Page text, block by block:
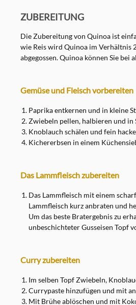
ZUBEREITUNG
Die Zubereitung von Quinoa ist
wie Reis wird Quinoa im Verhältnis
abgegossen. Quinoa können Sie bei
Gemüse und Fleisch vorbereiten
Paprika entkernen und in kleine
Zwiebeln pellen, halbieren und in
Knoblauch schälen und fein
Kichererbsen in einem
Das Lammfleisch zubereiten
Das Lammfleisch mit einem
Lammfleisch kurz anbraten und
Um das beste Bratergebnis zu
unbeschichteter Gusseisen Topf
Curry zubereiten
Im selben Topf Zwiebeln,
Currypaste hinzufügen und mit
Mit Brühe ablöschen und mit